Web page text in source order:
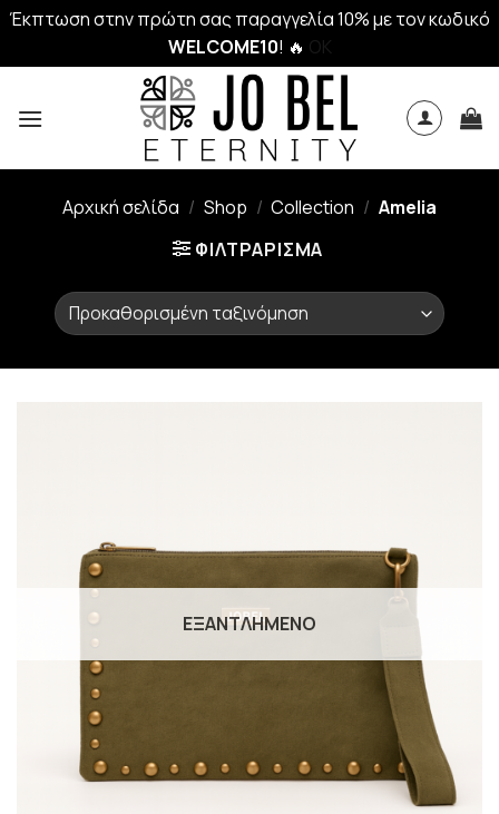
Έκπτωση στην πρώτη σας παραγγελία 10% με τον κωδικό
WELCOME10! 🔥 OK
content
Αρχική σελίδα / Shop / Collection / Amelia
ΦΙΛΤΡΆΡΙΣΜΑ
ΕΞΑΝΤΛΗΜΈΝΟ